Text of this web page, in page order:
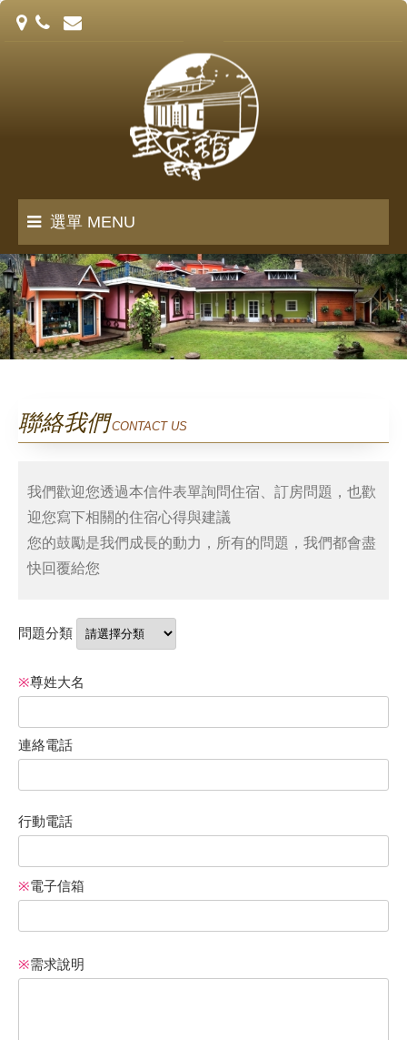
選單 MENU
里京館誌
客房介紹
服務設施
相簿剪影
週邊景點
優惠訊息
聯絡我們 CONTACT US
我們歡迎您透過本信件表單詢問住宿、訂房問題，也歡
迎您寫下相關的住宿心得與建議
您的鼓勵是我們成長的動力，所有的問題，我們都會盡
快回覆給您
問題分類
※尊姓大名
連絡電話
行動電話
※電子信箱
※需求說明